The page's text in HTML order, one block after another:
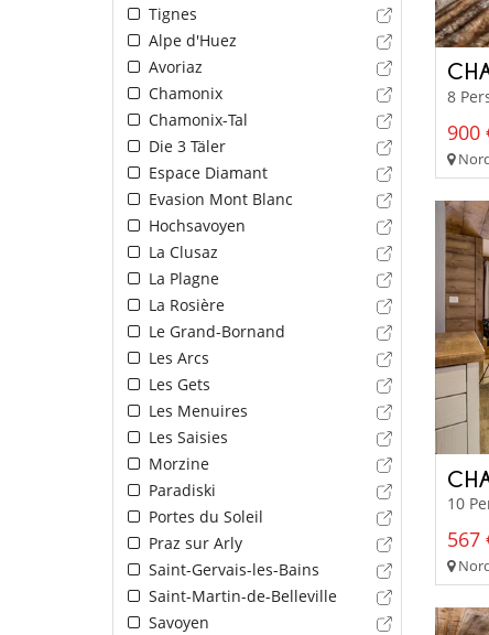
Tignes
Alpe d'Huez
Avoriaz
Chamonix
Chamonix-Tal
Die 3 Täler
Espace Diamant
Evasion Mont Blanc
Hochsavoyen
La Clusaz
La Plagne
La Rosière
Le Grand-Bornand
Les Arcs
Les Gets
Les Menuires
Les Saisies
Morzine
Paradiski
Portes du Soleil
Praz sur Arly
Saint-Gervais-les-Bains
Saint-Martin-de-Belleville
Savoyen
8
900
10
567